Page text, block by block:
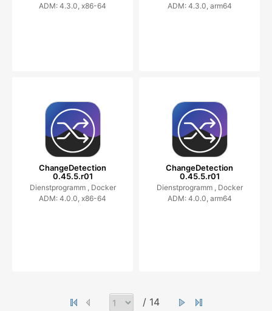
ADM: 4.3.0, x86-64
ADM: 4.3.0, arm64
ChangeDetection
0.45.5.r01
Dienstprogramm , Docker
ADM: 4.0.0, x86-64
ChangeDetection
0.45.5.r01
Dienstprogramm , Docker
ADM: 4.0.0, arm64
/ 14